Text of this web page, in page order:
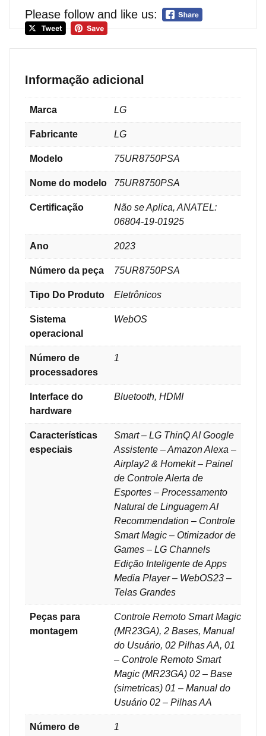
Please follow and like us:
Informação adicional
Marca LG
Fabricante LG
Modelo ‎75UR8750PSA
Nome do modelo 75UR8750PSA
Certificação
‎Não se Aplica, ANATEL:
06804-19-01925
Ano 2023
Número da peça ‎75UR8750PSA
Tipo Do Produto ‎Eletrônicos
Sistema
operacional
‎WebOS
Número de
processadores
1
Interface do
hardware
‎Bluetooth, HDMI
Características
especiais
‎Smart – LG ThinQ AI Google
Assistente – Amazon Alexa –
Airplay2 & Homekit – Painel
de Controle Alerta de
Esportes – Processamento
Natural de Linguagem AI
Recommendation – Controle
Smart Magic – Otimizador de
Games – LG Channels
Edição Inteligente de Apps
Media Player – WebOS23 –
Telas Grandes
Peças para
montagem
‎Controle Remoto Smart Magic
(MR23GA), 2 Bases, Manual
do Usuário, 02 Pilhas AA, 01
– Controle Remoto Smart
Magic (MR23GA) 02 – Base
(simetricas) 01 – Manual do
Usuário 02 – Pilhas AA
Número de 1